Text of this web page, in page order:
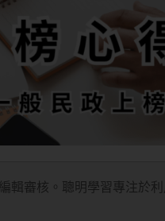
輯審核。聰明學習專注於